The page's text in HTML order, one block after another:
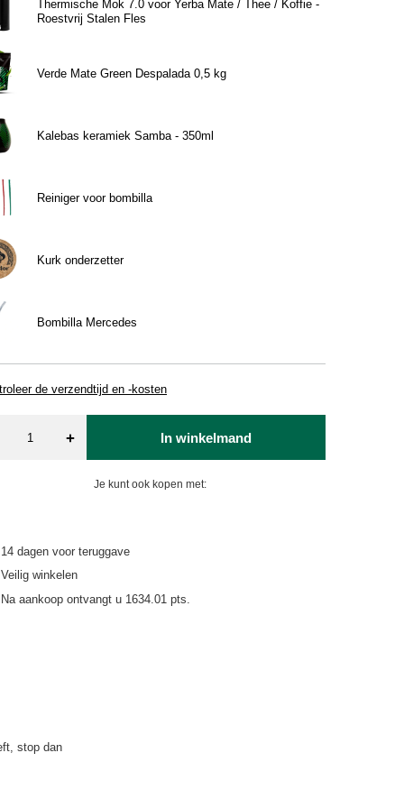
Thermische Mok 7.0 voor Yerba Mate / Thee / Koffie -
Roestvrij Stalen Fles
Verde Mate Green Despalada 0,5 kg
Kalebas keramiek Samba - 350ml
Reiniger voor bombilla
Kurk onderzetter
Bombilla Mercedes
de verzendtijd en -kosten
+ In winkelmand
Je kunt ook kopen met:
14 dagen voor teruggave
Veilig winkelen
Na aankoop ontvangt u 1634.01 pts.
stop dan